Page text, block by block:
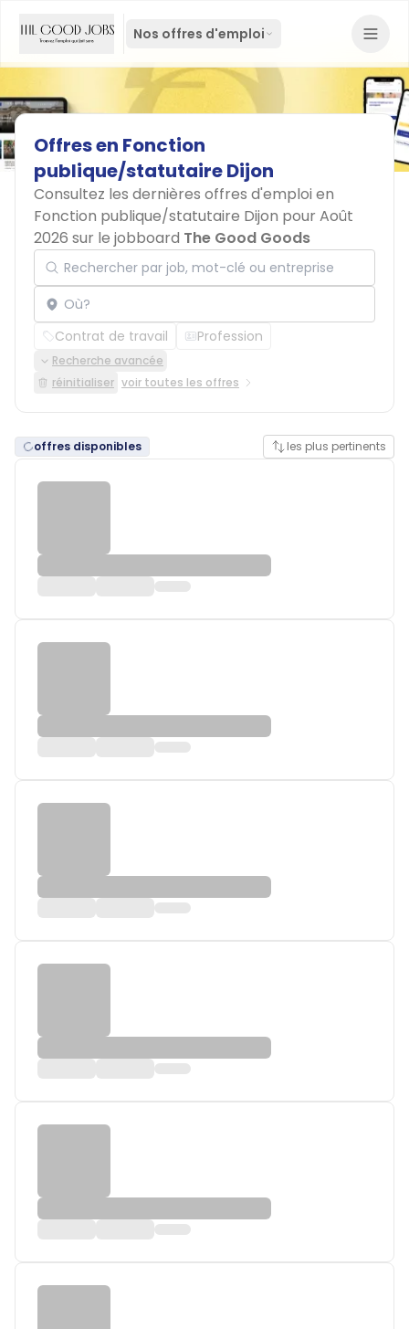
Nos offres d'emploi
Offresen Fonction
publique/statutaireDijon
Consultez les dernières offres d'emploi en
Fonction publique/statutaire Dijon pour Août
2026 sur le jobboard The Good Goods
Rechercher par job, mot-clé ou entreprise
Localisation
Contrat de travail Profession
Recherche avancée
réinitialiser voir toutes les offres
offres disponibles les plus pertinents